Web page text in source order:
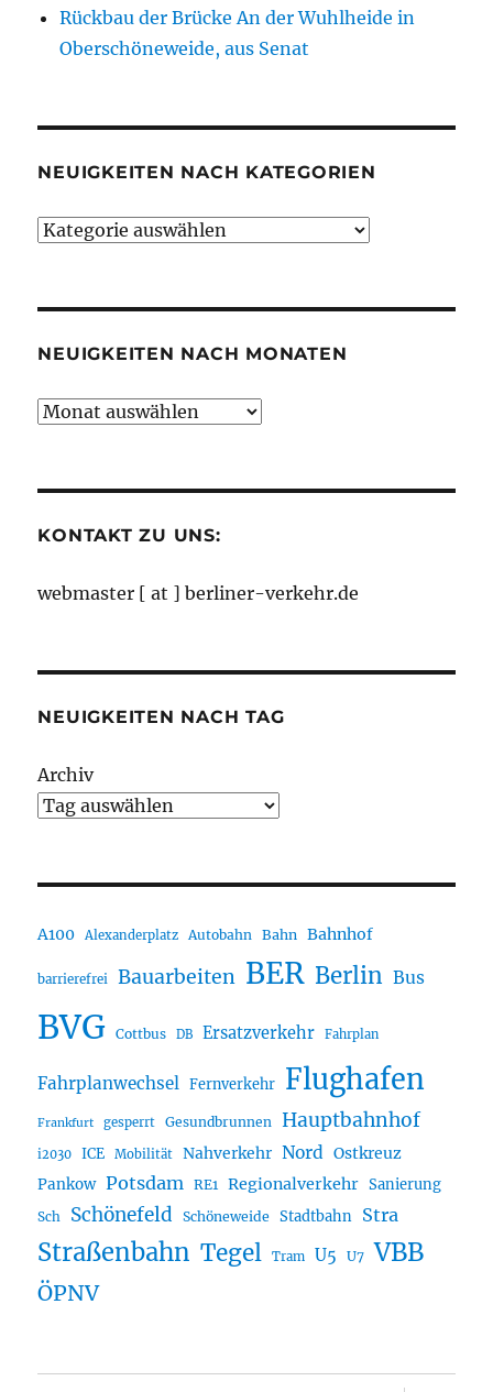
Rückbau der Brücke An der Wuhlheide in
Oberschöneweide, aus Senat
NEUIGKEITEN NACH KATEGORIEN
Neuigkeiten
NEUIGKEITEN NACH MONATEN
Neuigkeiten
KONTAKT ZU UNS:
webmaster [ at ] berliner-verkehr.de
NEUIGKEITEN NACH TAG
Archiv
A100 Alexanderplatz Autobahn Bahn Bahnhof
barrierefrei Bauarbeiten BER Berlin Bus
BVG Cottbus DB Ersatzverkehr Fahrplan
Fahrplanwechsel Fernverkehr Flughafen
Frankfurt gesperrt Gesundbrunnen Hauptbahnhof
i2030 ICE Mobilität Nahverkehr Nord Ostkreuz
Pankow Potsdam RE1 Regionalverkehr Sanierung
Sch Schönefeld Schöneweide Stadtbahn Stra
Straßenbahn Tegel Tram U5 U7 VBB
ÖPNV